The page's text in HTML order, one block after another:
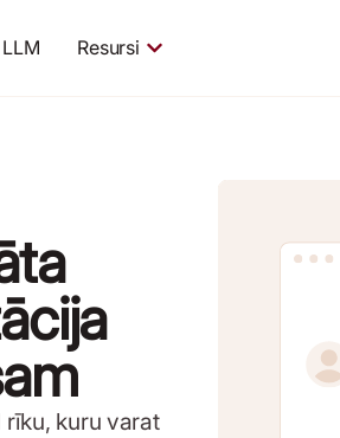
Resursi
rīku, kuru varat